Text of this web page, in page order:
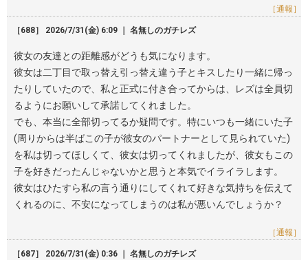
［通報］
［688］ 2026/7/31(金) 6:09 ｜ 名無しのガチレズ
彼女の友達との距離感がどうも気になります。
彼女は二丁目で取っ替え引っ替え違う子とキスしたり一緒に帰っ
たりしていたので、私と正式に付き合ってからは、レズは全員切
るようにお願いして承諾してくれました。
でも、本当に全部切ってるか疑問です。特にいつも一緒にいた子
(周りからは半ばこの子が彼女のパートナーとして見られていた)
を私は切ってほしくて、彼女は切ってくれましたが、彼女もこの
子を好きだったんじゃないかと思うと本気でイライラします。
彼女はひたすら私の言う通りにしてくれて好きな気持ちを伝えて
くれるのに、不安になってしまうのは私が悪いんでしょうか？
［通報］
［687］ 2026/7/31(金) 0:36 ｜ 名無しのガチレズ